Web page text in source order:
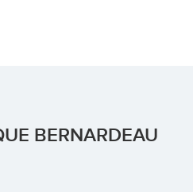
BERNARDEAU